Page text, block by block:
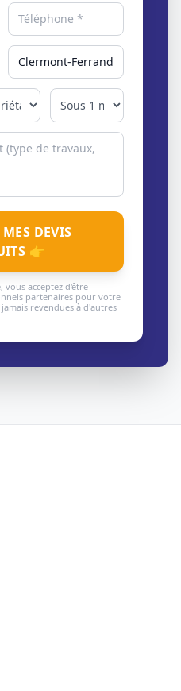
DEVIS
👉
vous acceptez d'être
partenaires pour votre
revendues à d'autres